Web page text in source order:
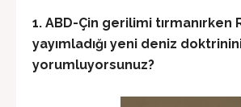
1. ABD-Çin gerilimi tırmanırken
yayımladığı yeni deniz
yorumluyorsunuz?